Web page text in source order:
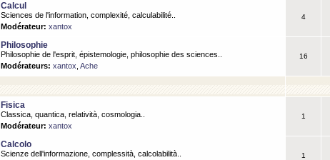
Calcul
Sciences de l'information, complexité, calculabilité..
Modérateur: xantox
4
Philosophie
Philosophie de l'esprit, épistemologie, philosophie des sciences..
Modérateurs: xantox Ache
16
Fisica
Classica, quantica, relatività, cosmologia..
Modérateur: xantox
1
Calcolo
Scienze dell'informazione, complessità, calcolabilità..
1